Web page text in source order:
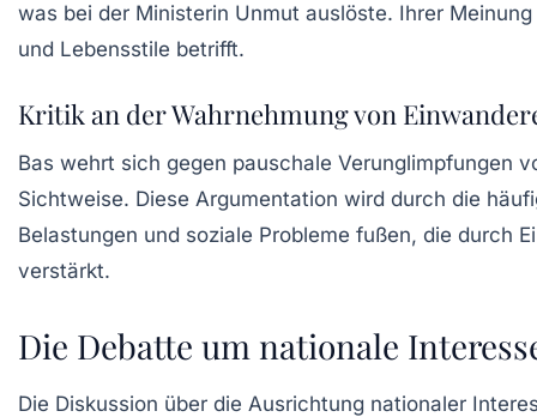
was bei der Ministerin Unmut auslöste. Ihrer
und Lebensstile betrifft.
Kritik an der Wahrnehmung von
Bas wehrt sich gegen pauschale Verunglimpfungen
Sichtweise. Diese Argumentation wird durch die
Belastungen und soziale Probleme fußen, die durch
verstärkt.
Die Debatte um nationale
Die Diskussion über die Ausrichtung nationaler